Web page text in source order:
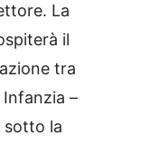
La
il
tra
Infanzia –
sotto la